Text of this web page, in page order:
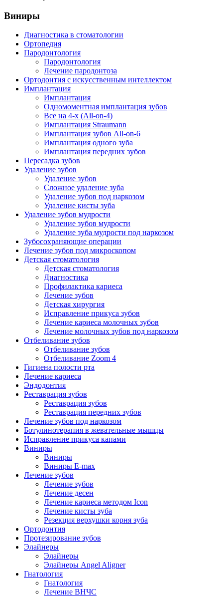
Виниры
Диагностика в стоматологии
Ортопедия
Пародонтология
Пародонтология
Лечение пародонтоза
Ортодонтия с искусственным интеллектом
Имплантация
Имплантация
Одномоментная имплантация зубов
Все на 4-х (All-on-4)
Имплантация Straumann
Имплантация зубов All-on-6
Имплантация одного зуба
Имплантация передних зубов
Пересадка зубов
Удаление зубов
Удаление зубов
Сложное удаление зуба
Удаление зубов под наркозом
Удаление кисты зуба
Удаление зубов мудрости
Удаление зубов мудрости
Удаление зуба мудрости под наркозом
Зубосохраняющие операции
Лечение зубов под микроскопом
Детская стоматология
Детская стоматология
Диагностика
Профилактика кариеса
Лечение зубов
Детская хирургия
Исправление прикуса зубов
Лечение кариеса молочных зубов
Лечение молочных зубов под наркозом
Отбеливание зубов
Отбеливание зубов
Отбеливание Zoom 4
Гигиена полости рта
Лечение кариеса
Эндодонтия
Реставрация зубов
Реставрация зубов
Реставрация передних зубов
Лечение зубов под наркозом
Ботулинотерапия в жевательные мышцы
Исправление прикуса капами
Виниры
Виниры
Виниры E-max
Лечение зубов
Лечение зубов
Лечение десен
Лечение кариеса методом Icon
Лечение кисты зуба
Резекция верхушки корня зуба
Ортодонтия
Протезирование зубов
Элайнеры
Элайнеры
Элайнеры Angel Aligner
Гнатология
Гнатология
Лечение ВНЧС